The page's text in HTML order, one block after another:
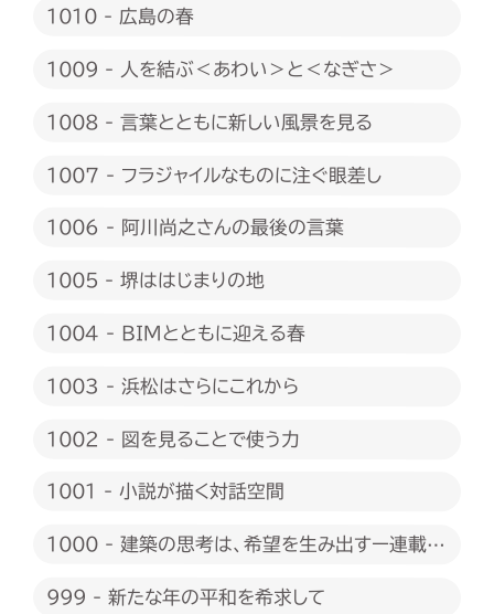
1010 - 広島の春
1009 - 人を結ぶ＜あわい＞と＜なぎさ＞
1008 - 言葉とともに新しい風景を見る
1007 - フラジャイルなものに注ぐ眼差し
1006 - 阿川尚之さんの最後の言葉
1005 - 堺ははじまりの地
1004 - BIMとともに迎える春
1003 - 浜松はさらにこれから
1002 - 図を見ることで使う力
1001 - 小説が描く対話空間
1000 - 建築の思考は、希望を生み出すー連載
999 - 新たな年の平和を希求して